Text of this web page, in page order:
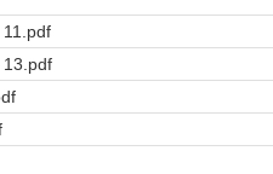
13.pdf